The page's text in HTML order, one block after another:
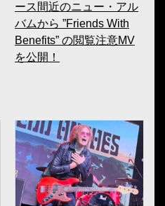
ース間近のニュー・アル
バムから ”Friends With
Benefits” の閲覧注意MV
を公開！